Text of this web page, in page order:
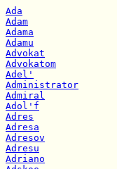
Ada
Adam
Adama
Adamu
Advokat
Advokatom
Adel'
Administrator
Admiral
Adol'f
Adres
Adresa
Adresov
Adresu
Adriano